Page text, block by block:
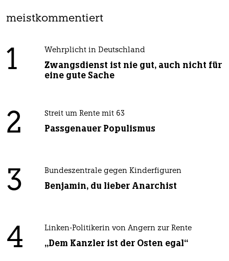
meistkommentiert
1 Wehrplicht in Deutschland
Zwangsdienst ist nie gut, auch nicht für
eine gute Sache
2 Streit um Rente mit 63
Passgenauer Populismus
3 Bundeszentrale gegen Kinderfiguren
Benjamin, du lieber Anarchist
4 Linken-Politikerin von Angern zur Rente
„Dem Kanzler ist der Osten egal“